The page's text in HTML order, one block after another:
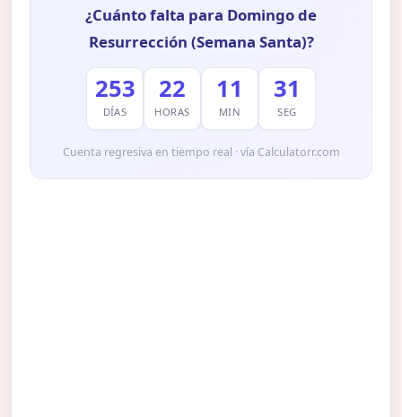
¿Cuánto falta para Domingo de
Resurrección (Semana Santa)?
253
DÍAS
22
HORAS
11
MIN
30
SEG
Cuenta regresiva en tiempo real · vía Calculatorr.com